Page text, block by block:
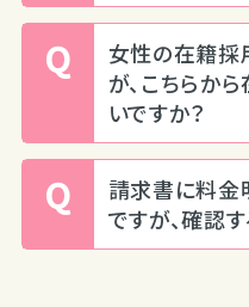
Q
女性の在籍採
が、こちらか
いですか？
Q
請求書に料金
ですが、確認